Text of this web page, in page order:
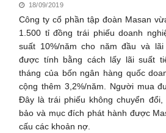
18/09/2019
Công ty cổ phần tập đoàn Masan
1.500 tỉ đồng trái phiếu doanh
suất 10%/năm cho năm đầu và
được tính bằng cách lấy lãi suất
tháng của bốn ngân hàng quốc
cộng thêm 3,2%/năm. Người mua
Đây là trái phiếu không chuyển
bảo và mục đích phát hành được
cấu các khoản nợ.